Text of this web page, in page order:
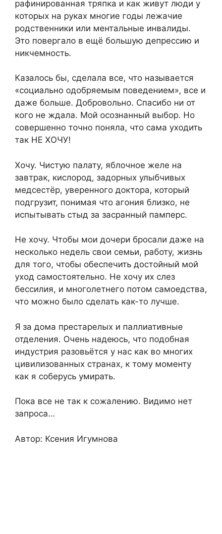
рафинированная тряпка и как живут люди у
которых на руках многие годы лежачие
родственники или ментальные инвалиды.
Это повергало в ещё большую депрессию и
никчемность.
Казалось бы, сделала все, что называется
«социально одобряемым поведением», все и
даже больше. Добровольно. Спасибо ни от
кого не ждала. Мой осознанный выбор. Но
совершенно точно поняла, что сама уходить
так НЕ ХОЧУ!
Хочу. Чистую палату, яблочное желе на
завтрак, кислород, задорных улыбчивых
медсестёр, уверенного доктора, который
подгрузит, понимая что агония близко, не
испытывать стыд за засранный памперс.
Не хочу. Чтобы мои дочери бросали даже на
несколько недель свои семьи, работу, жизнь
для того, чтобы обеспечить достойный мой
уход самостоятельно. Не хочу их слез
бессилия, и многолетнего потом самоедства,
что можно было сделать как-то лучше.
Я за дома престарелых и паллиативные
отделения. Очень надеюсь, что подобная
индустрия разовьётся у нас как во многих
цивилизованных странах, к тому моменту
как я соберусь умирать.
Пока все не так к сожалению. Видимо нет
запроса…
Автор: Ксения Игумнова